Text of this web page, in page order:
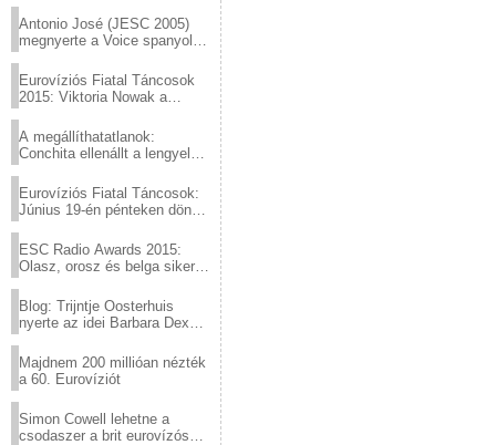
Antonio José (JESC 2005)
megnyerte a Voice spanyol
Eurovíziós Fiatal Táncosok
2015: Viktoria Nowak a
A megállíthatatlanok:
Conchita ellenállt a lengyel
Eurovíziós Fiatal Táncosok:
Június 19-én pénteken döntő
ESC Radio Awards 2015:
Olasz, orosz és belga siker,
Blog: Trijntje Oosterhuis
nyerte az idei Barbara Dex
Majdnem 200 millióan nézték
a 60. Eurovíziót
Simon Cowell lehetne a
csodaszer a brit eurovízós